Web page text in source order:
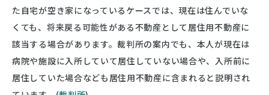
た自宅が空き家になっているケースでは、現在は住んでいな
くても、将来戻る可能性がある不動産として居住用不動産に
該当する場合があります。裁判所の案内でも、本人が現在は
病院や施設に入所していて居住していない場合や、入所前に
居住していた場合なども居住用不動産に含まれると説明され